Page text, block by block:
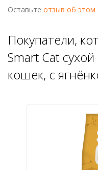
Оставьте отзыв об этом
Покупатели,
Smart Cat
кошек, с